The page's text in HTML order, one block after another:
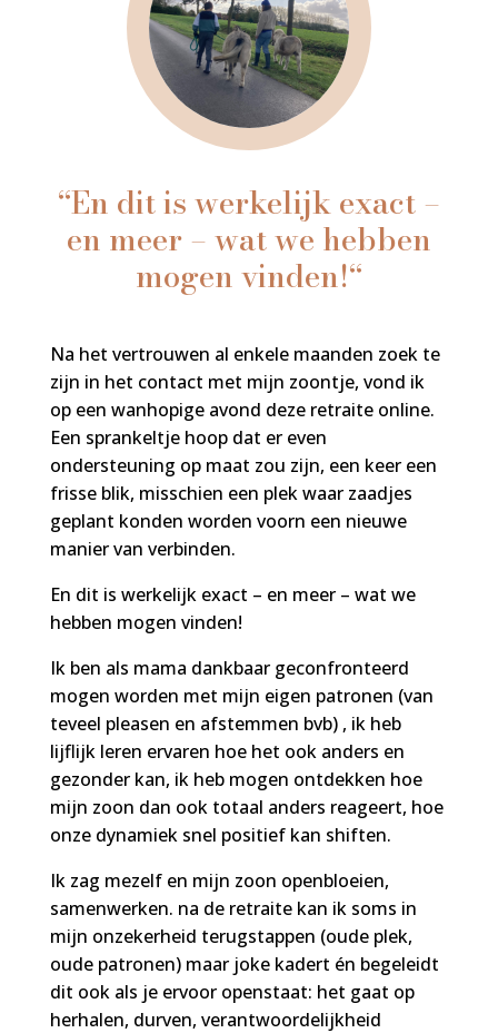
“En dit is werkelijk exact –
en meer – wat we hebben
mogen vinden!“
Na het vertrouwen al enkele maanden zoek te
zijn in het contact met mijn zoontje, vond ik
op een wanhopige avond deze retraite online.
Een sprankeltje hoop dat er even
ondersteuning op maat zou zijn, een keer een
frisse blik, misschien een plek waar zaadjes
geplant konden worden voorn een nieuwe
manier van verbinden.
En dit is werkelijk exact – en meer – wat we
hebben mogen vinden!
Ik ben als mama dankbaar geconfronteerd
mogen worden met mijn eigen patronen (van
teveel pleasen en afstemmen bvb) , ik heb
lijflijk leren ervaren hoe het ook anders en
gezonder kan, ik heb mogen ontdekken hoe
mijn zoon dan ook totaal anders reageert, hoe
onze dynamiek snel positief kan shiften.
Ik zag mezelf en mijn zoon openbloeien,
samenwerken. na de retraite kan ik soms in
mijn onzekerheid terugstappen (oude plek,
oude patronen) maar joke kadert én begeleidt
dit ook als je ervoor openstaat: het gaat op
herhalen, durven, verantwoordelijkheid